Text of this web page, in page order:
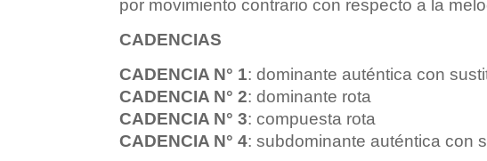
por movimiento contrario con respecto a la
CADENCIAS
CADENCIA N° 1: dominante auténtica con
CADENCIA N° 2: dominante rota
CADENCIA N° 3: compuesta rota
CADENCIA N° 4: subdominante auténtica con